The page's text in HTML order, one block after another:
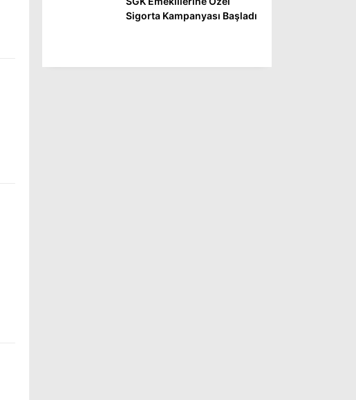
Sigorta Kampanyası Başladı